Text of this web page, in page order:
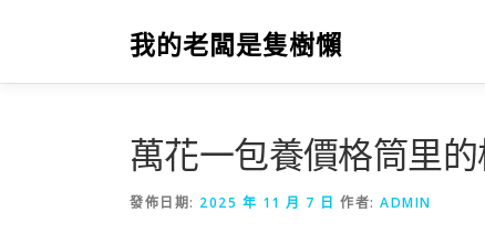
要
我的老闆是隻樹懶
萬花一包養價格筒里
發佈日期: 2025 年 11 月 7 日 作者: ADMIN